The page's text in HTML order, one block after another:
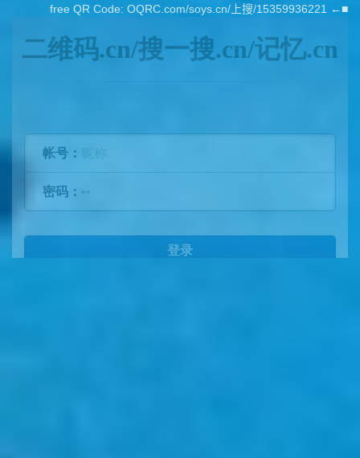
free QR Code: OQRC.com/soys.cn/上搜/15359936221 ←■